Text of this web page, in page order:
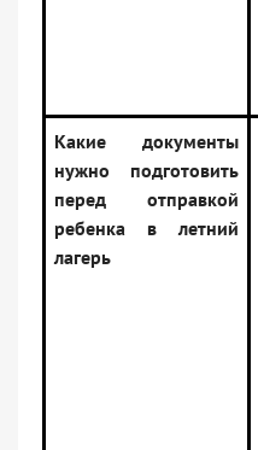
Какие документы
нужно подготовить
перед отправкой
ребенка в летний
лагерь